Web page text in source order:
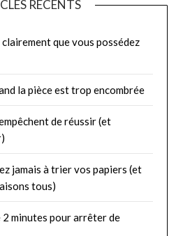
RÉCENTS
que vous possédez
la pièce est trop encombrée
de réussir (et
jamais à trier vos papiers (et
tous)
2 minutes pour arrêter de